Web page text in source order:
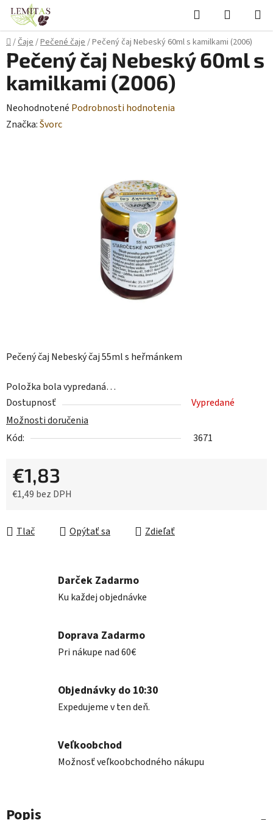
Prejsť
obsah
Hľadať
KOŠÍK
Domov
/Čaje/Pečené čaje/Pečený čaj Nebeský 60ml s kamilkami (2006)
Pečený čaj Nebeský čaj 55ml s heřmánkem
Položka bola vypredaná…
Dostupnosť
Vypredané
Možnosti doručenia
Kód:
3671
€1,83
€1,49 bez DPH
Tlač
Opýtať sa Zdieľať
Pečený čaj Nebeský 60ml s
kamilkami (2006)
Priemerné
hodnotenie
Neohodnotené Podrobnosti hodnotenia
Značka:Švorc
Darček Zadarmo
Ku každej objednávke
Doprava Zadarmo
Pri nákupe nad 60€
Objednávky do 10:30
Expedujeme v ten deň.
Veľkoobchod
Možnosť veľkoobchodného nákupu
Popis